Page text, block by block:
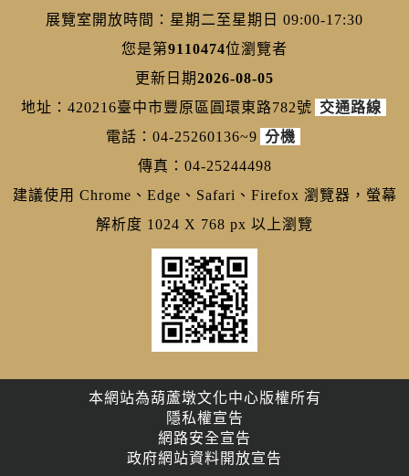
展覽室開放時間：星期二至星期日 09:00-17:30
您是第9110474位瀏覽者
更新日期2026-08-05
地址：420216臺中市豐原區圓環東路782號 交通路線
電話：04-25260136~9 分機
傳真：04-25244498
建議使用 Chrome、Edge、Safari、Firefox 瀏覽器，螢幕
解析度 1024 X 768 px 以上瀏覽
本網站為葫蘆墩文化中心版權所有
隱私權宣告
網路安全宣告
政府網站資料開放宣告